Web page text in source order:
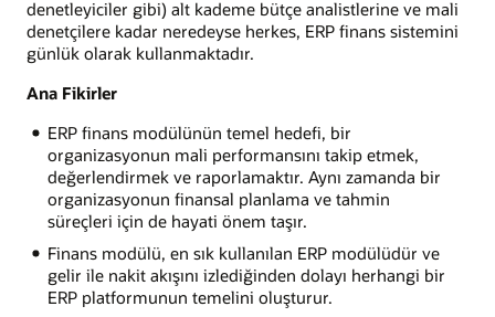
denetleyiciler gibi) alt kademe bütçe analistlerine ve mali
denetçilere kadar neredeyse herkes, ERP finans sistemini
günlük olarak kullanmaktadır.
Ana Fikirler
ERP finans modülünün temel hedefi, bir
organizasyonun mali performansını takip etmek,
değerlendirmek ve raporlamaktır. Aynı zamanda bir
organizasyonun finansal planlama ve tahmin
süreçleri için de hayati önem taşır.
Finans modülü, en sık kullanılan ERP modülüdür ve
gelir ile nakit akışını izlediğinden dolayı herhangi bir
ERP platformunun temelini oluşturur.